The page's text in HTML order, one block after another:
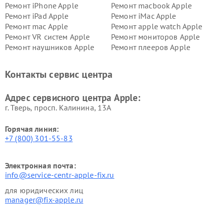
Ремонт iPhone Apple
Ремонт macbook Apple
Ремонт iPad Apple
Ремонт iMac Apple
Ремонт mac Apple
Ремонт apple watch Apple
Ремонт VR систем Apple
Ремонт мониторов Apple
Ремонт наушников Apple
Ремонт плееров Apple
Контакты сервис центра
Адрес сервисного центра Apple:
г. Тверь, просп. Калинина, 13А
Горячая линия:
+7 (800) 301-55-83
Электронная почта:
info@service-centr-apple-fix.ru
для юридических лиц
manager@fix-apple.ru